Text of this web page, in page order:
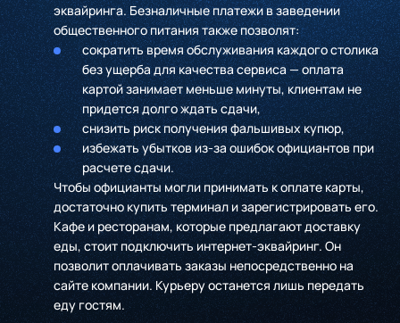
эквайринга. Безналичные платежи в заведении
общественного питания также позволят:
сократить время обслуживания каждого столика
без ущерба для качества сервиса — оплата
картой занимает меньше минуты, клиентам не
придется долго ждать сдачи,
снизить риск получения фальшивых купюр,
избежать убытков из-за ошибок официантов при
расчете сдачи.
Чтобы официанты могли принимать к оплате карты,
достаточно купить терминал и зарегистрировать его.
Кафе и ресторанам, которые предлагают доставку
еды, стоит подключить интернет-эквайринг. Он
позволит оплачивать заказы непосредственно на
сайте компании. Курьеру останется лишь передать
еду гостям.